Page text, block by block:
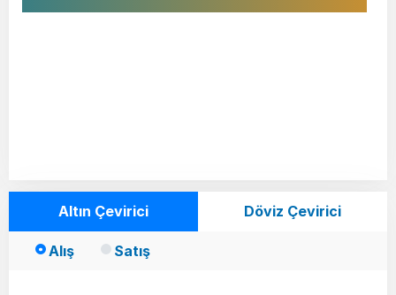
Altın Çevirici Döviz Çevirici
Alış Satış